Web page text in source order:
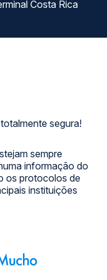
segura!
sempre
informação do
os protocolos de
instituições
La terminal Costa Rica